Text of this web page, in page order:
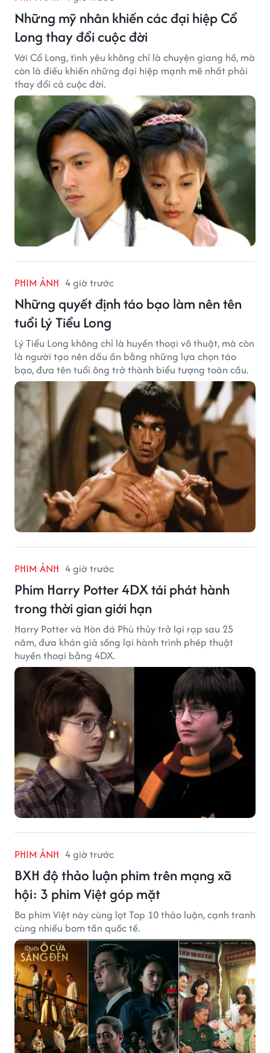
Những mỹ nhân khiến các đại hiệp Cổ
Long thay đổi cuộc đời
Với Cổ Long, tình yêu không chỉ là chuyện giang hồ, mà
còn là điều khiến những đại hiệp mạnh mẽ nhất phải
thay đổi cả cuộc đời.
PHIM ẢNH 4 giờ trước
Những quyết định táo bạo làm nên tên
tuổi Lý Tiểu Long
Lý Tiểu Long không chỉ là huyền thoại võ thuật, mà còn
là người tạo nên dấu ấn bằng những lựa chọn táo
bạo, đưa tên tuổi ông trở thành biểu tượng toàn cầu.
PHIM ẢNH 4 giờ trước
Phim Harry Potter 4DX tái phát hành
trong thời gian giới hạn
Harry Potter và Hòn đá Phù thủy trở lại rạp sau 25
năm, đưa khán giả sống lại hành trình phép thuật
huyền thoại bằng 4DX.
PHIM ẢNH 4 giờ trước
BXH độ thảo luận phim trên mạng xã
hội: 3 phim Việt góp mặt
Ba phim Việt này cùng lọt Top 10 thảo luận, cạnh tranh
cùng nhiều bom tấn quốc tế.